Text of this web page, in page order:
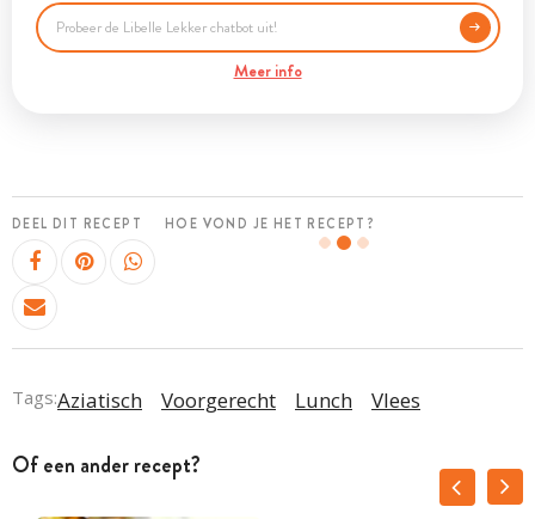
Meer info
DEEL DIT RECEPT HOE VOND JE HET RECEPT?
Tags:Aziatisch Voorgerecht Lunch Vlees
Of een ander recept?